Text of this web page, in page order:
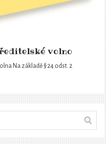
volno
Na základě § 24 odst. 2